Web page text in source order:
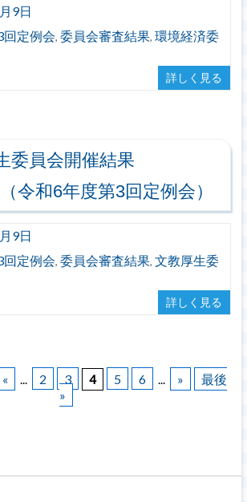
9日
回定例会, 委員会審査結果, 環境経済委
詳しく見る
委員会開催結果
令和6年度第3回定例会）
9日
回定例会, 委員会審査結果, 文教厚生委
詳しく見る
« ... 2 3 4 5 6 ... »
最後
»